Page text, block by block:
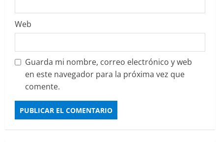
Web
Guarda mi nombre, correo electrónico y web
en este navegador para la próxima vez que
comente.